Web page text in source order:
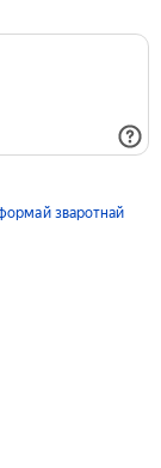
зваротнай